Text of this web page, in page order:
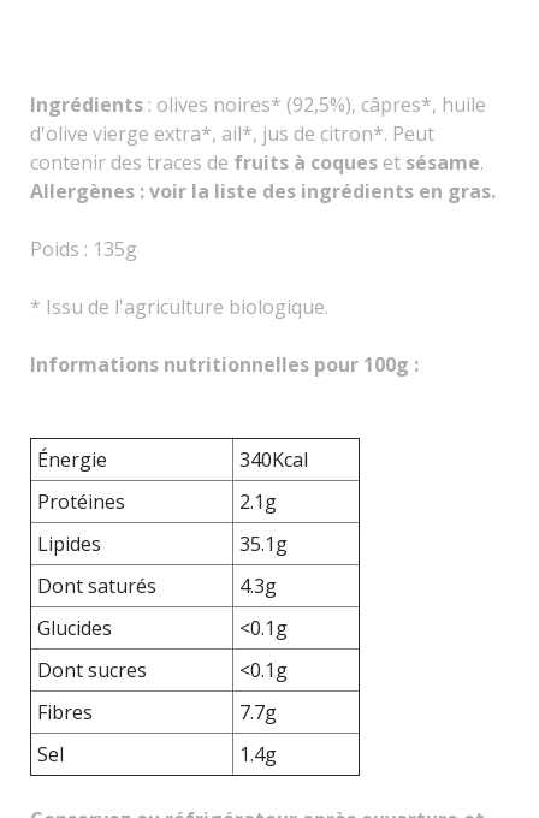
Ingrédients : olives noires* (92,5%), câpres*, huile
d'olive vierge extra*, ail*, jus de citron*. Peut
contenir des traces de fruits à coques et sésame.
Allergènes : voir la liste des ingrédients en gras.
Poids : 135g
* Issu de l'agriculture biologique.
Informations nutritionnelles pour 100g :
Énergie
340Kcal
Protéines
2.1g
Lipides
35.1g
Dont saturés
4.3g
Glucides
<0.1g
Dont sucres
<0.1g
Fibres
7.7g
Sel
1.4g